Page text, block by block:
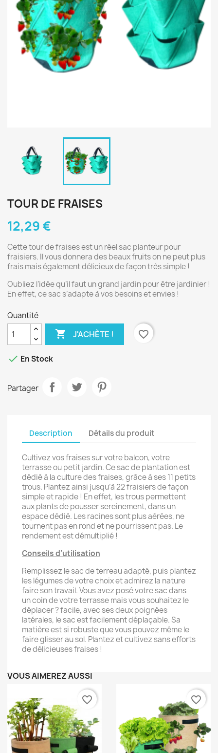
TOUR DE FRAISES
12,29 €
Cette tour de fraises est un réel sac planteur pour
fraisiers. Il vous donnera des beaux fruits on ne peut plus
frais mais également délicieux de façon très simple !
Oubliez l’idée qu’il faut un grand jardin pour être jardinier !
En effet, ce sac s’adapte à vos besoins et envies !
Quantité
 J'ACHÈTE ! favorite_border
 En Stock
Partager
Description Détails du produit
Cultivez vos fraises sur votre balcon, votre
terrasse ou petit jardin. Ce sac de plantation est
dédié à la culture des fraises, grâce à ses 11 petits
trous. Plantez ainsi jusqu’à 22 fraisiers de façon
simple et rapide ! En effet, les trous permettent
aux plants de pousser sereinement, dans un
espace dédié. Les racines sont plus aérées, ne
tournent pas en rond et ne pourrissent pas. Le
rendement est démultiplié !
Conseils d’utilisation
Remplissez le sac de terreau adapté, puis plantez
les légumes de votre choix et admirez la nature
faire son travail. Vous avez posé votre sac dans
un coin de votre terrasse mais vous souhaitez le
déplacer ? facile, avec ses deux poignées
latérales, le sac est facilement déplaçable. Sa
matière est si robuste que vous pouvez même le
faire glisser au sol. Plantez et cultivez sans efforts
de délicieuses fraises !
VOUS AIMEREZ AUSSI
favorite_border favorite_border